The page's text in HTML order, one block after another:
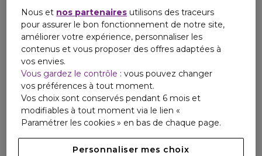
Nous et nos partenaires utilisons des traceurs
pour assurer le bon fonctionnement de notre site,
améliorer votre expérience, personnaliser les
contenus et vous proposer des offres adaptées à
vos envies.
Vous gardez le contrôle : vous pouvez changer
vos préférences à tout moment.
Vos choix sont conservés pendant 6 mois et
modifiables à tout moment via le lien «
Paramétrer les cookies » en bas de chaque page.
Personnaliser mes choix